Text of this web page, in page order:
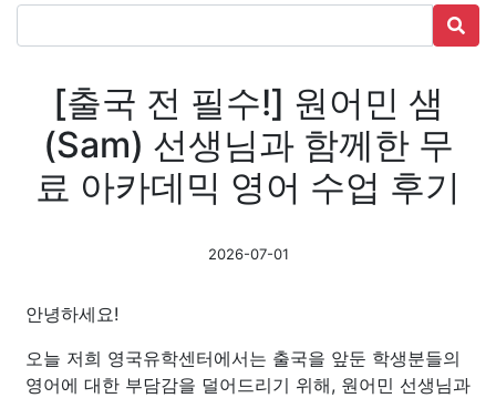
[출국 전 필수!] 원어민 샘
(Sam) 선생님과 함께한 무
료 아카데믹 영어 수업 후기
2026-07-01
안녕하세요!
오늘 저희 영국유학센터에서는 출국을 앞둔 학생분들의
영어에 대한 부담감을 덜어드리기 위해, 원어민 선생님과